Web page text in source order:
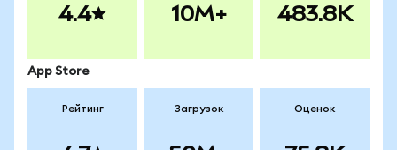
4.4 10M+ 483.8K
App Store
Рейтинг Загрузок Оценок